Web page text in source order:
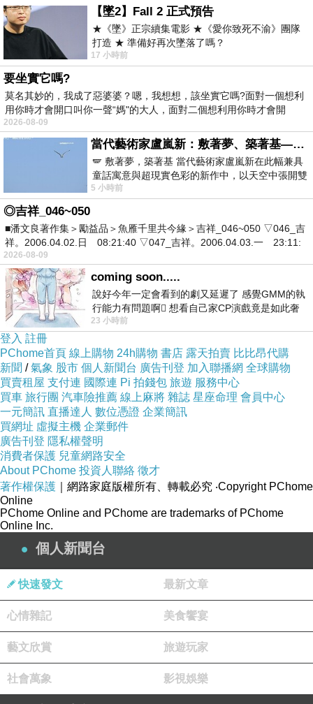
不妨來看看
而且聽說這邊是可以全世界訂房
也太方便了吧！！不用在那邊找翻譯啦ＱＱ
首爾鄉間別墅飯店 (Hotel La Casa Seoul) 的介
紹在下面
如果有興趣到這附近玩的，不妨可以看看喔！
以下是 首爾鄉間別墅飯店 (Hotel La Casa
Seoul) 的介紹 如果也跟我一樣喜歡不妨看看喔!
PS.若您家裡有0~4歲的小朋友，點我進入索取免
費《迪士尼美語世界試用包》
↓↓↓限量特優價格按鈕↓↓↓
【墜2】Fall 2 正式預告
★《墜》正宗續集電影 ★《愛你致死不渝》團隊
打造 ★ 準備好再次墜落了嗎？
17 小時前
要坐實它嗎?
莫名其妙的，我成了惡婆婆？嗯，我想想，該坐實它嗎?面對一個想利
用你時才會開口叫你一聲“媽"的大人，面對二個想利用你時才會開
2026-08-09
當代藝術家盧嵐新：敷著夢、築著基——讓筆觸成為存在過的證據，將相遇的溫度熔鑄成新的模樣
🪽 敷著夢，築著基 當代藝術家盧嵐新在此幅兼具
童話寓意與超現實色彩的新作中，以天空中張開雙
翼的神聖形象與地面上聚集的人群對話，
5 小時前
◎吉祥_046~050
■潘文良著作集＞勵益品＞魚雁千里共今緣＞吉祥_046~050 ▽046_吉
祥。2006.04.02.日 08:21:40 ▽047_吉祥。2006.04.03.一 23:11:
2026-08-09
coming soon.....
說好今年一定會看到的劇又延遲了 感覺GMM的執
行能力有問題啊🫩 想看自己家CP演戲竟是如此奢
侈的事 GMM你說看看啊😑 先把劇放
23 小時前
登入 註冊
PChome首頁 線上購物 24h購物 書店 露天拍賣 比比昂代購
新聞 /氣象 股市 個人新聞台 廣告刊登 加入聯播網 全球購物
買賣租屋 支付連 國際連 Pi 拍錢包 旅遊 服務中心
買車 旅行團 汽車險推薦 線上麻將 雜誌 星座命理 會員中心
一元簡訊 直播達人 數位憑證 企業簡訊
買網址 虛擬主機 企業郵件
廣告刊登 隱私權聲明
消費者保護 兒童網路安全
About PChome 投資人聯絡 徵才
著作權保護 ｜網路家庭版權所有、轉載必究 ‧Copyright PChome
Online
PChome Online and PChome are trademarks of PChome
Online Inc.
個人新聞台
快速發文 最新文章
心情雜記 美食饗宴
藝文欣賞 旅遊玩家
社會萬象 影視娛樂